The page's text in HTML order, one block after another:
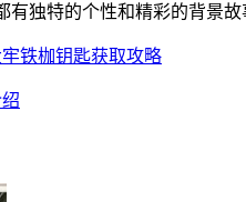
独特的个性和精彩的背景
铁枷钥匙获取攻略